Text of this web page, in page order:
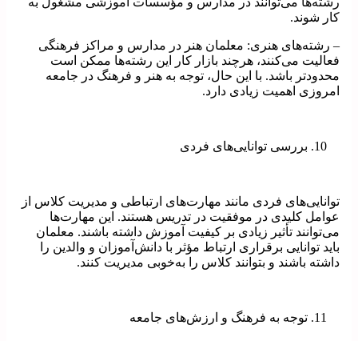
کار شوند.
– رشته‌های هنری: معلمان هنر در مدارس و مراکز فرهنگی
فعالیت می‌کنند، هرچند بازار کار این رشته‌ها ممکن است
محدودتر باشد. با این حال، توجه به هنر و فرهنگ در جامعه
امروزی اهمیت زیادی دارد.
بررسی توانایی‌های فردی
توانایی‌های فردی مانند مهارت‌های ارتباطی و مدیریت کلاس از
عوامل کلیدی در موفقیت در تدریس هستند. این مهارت‌ها
می‌توانند تأثیر زیادی بر کیفیت آموزش داشته باشند. معلمان
باید توانایی برقراری ارتباط مؤثر با دانش‌آموزان و والدین را
داشته باشند و بتوانند کلاس را به‌خوبی مدیریت کنند.
توجه به فرهنگ و ارزش‌های جامعه